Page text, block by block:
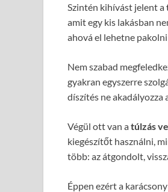
Szintén kihívást jelent a
amit egy kis lakásban
ahová el lehetne
Nem szabad
gyakran egyszerre
díszítés ne akadályozza
Végül ott van atúlzás
kiegészítőt használni,
több: az átgondolt,
Éppen ezért a